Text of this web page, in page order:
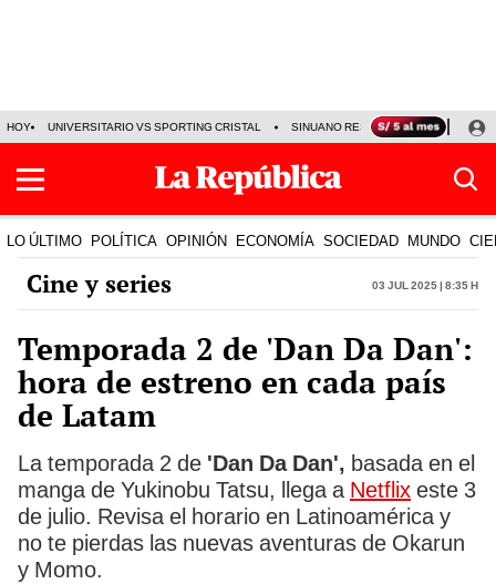
HOY UNIVERSITARIO VS SPORTING CRISTAL SINUANO RESULTADOS HOY
LO ÚLTIMO POLÍTICA OPINIÓN ECONOMÍA SOCIEDAD MUNDO
Cine y series 03 Jul 2025 | 8:35 h
Temporada 2 de 'Dan Da Dan':
hora de estreno en cada país
de Latam
La temporada 2 de 'Dan Da Dan', basada en el
manga de Yukinobu Tatsu, llega a Netflix este 3
de julio. Revisa el horario en Latinoamérica y
no te pierdas las nuevas aventuras de Okarun
y Momo.